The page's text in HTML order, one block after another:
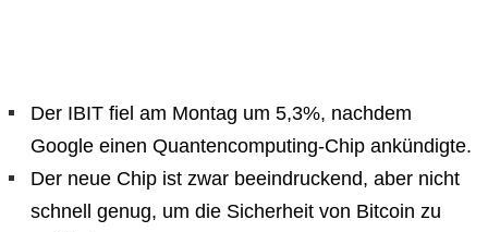
Der IBIT fiel am Montag um 5,3%, nachdem
Google einen Quantencomputing-Chip ankündigte.
Der neue Chip ist zwar beeindruckend, aber nicht
schnell genug, um die Sicherheit von Bitcoin zu